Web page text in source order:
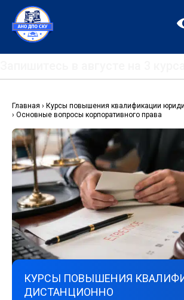
Перейти
содержимому
Главная › Курсы повышения квалификации
› Основные вопросы корпоративного права
КУРСЫ ПОВЫШЕНИЯ
ДИСТАНЦИОННО